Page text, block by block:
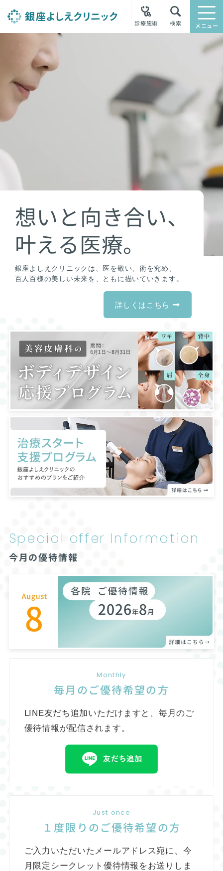
診療施術 検索 メニュー
想いと向き合い、
叶える医療。
銀座よしえクリニックは、医を敬い、術を究め、
百人百様の美しい未来を、ともに描いていきます。
詳しくはこちら
Special offer Information
今月の優待情報
Monthly
毎月のご優待希望の方
LINE友だち追加いただけますと、毎月のご
優待情報が配信されます。
Just once
１度限りのご優待希望の方
ご入力いただいたメールアドレス宛に、今
月限定シークレット優待情報をお送りしま